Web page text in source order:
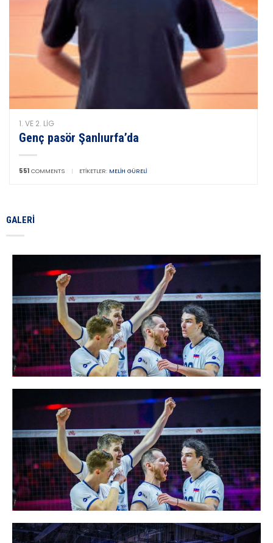
1. VE 2. LIG
Genç pasör Şanlıurfa’da
551 COMMENTS | ETIKETLER: MELIH GÜRELI
GALERI